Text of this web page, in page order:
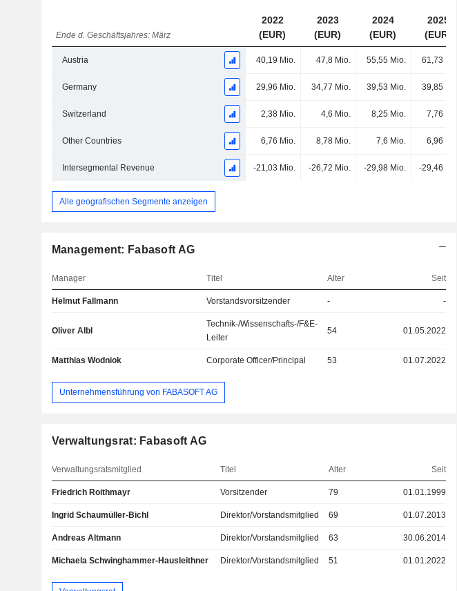
Ende d. Geschäftsjahres: März
2022
(EUR)
2023
(EUR)
2024
(EUR)
2025
(EUR)
Austria 40,19 Mio. 47,8 Mio. 55,55 Mio. 61,73 Mio.
Germany 29,96 Mio. 34,77 Mio. 39,53 Mio. 39,85 Mio.
Switzerland 2,38 Mio. 4,6 Mio. 8,25 Mio. 7,76 Mio.
Other Countries 6,76 Mio. 8,78 Mio. 7,6 Mio. 6,96 Mio.
Intersegmental Revenue -21,03 Mio. -26,72 Mio. -29,98 Mio. -29,46 Mio.
Alle geografischen Segmente anzeigen
Management: Fabasoft AG
Manager Titel Alter Seit
Helmut Fallmann Vorstandsvorsitzender - -
Oliver Albl
Technik-/Wissenschafts-/F&E-
Leiter
54 01.05.2022
Matthias Wodniok Corporate Officer/Principal 53 01.07.2022
Unternehmensführung von FABASOFT AG
Verwaltungsrat: Fabasoft AG
Verwaltungsratsmitglied Titel Alter Seit
Friedrich Roithmayr Vorsitzender 79 01.01.1999
Ingrid Schaumüller-Bichl Direktor/Vorstandsmitglied 69 01.07.2013
Andreas Altmann Direktor/Vorstandsmitglied 63 30.06.2014
Michaela Schwinghammer-Hausleithner Direktor/Vorstandsmitglied 51 01.01.2022